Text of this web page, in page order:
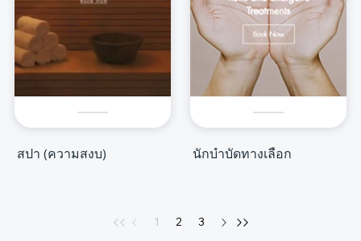
สปา (ความสงบ) นักบำบัดทางเลือก
1 2 3